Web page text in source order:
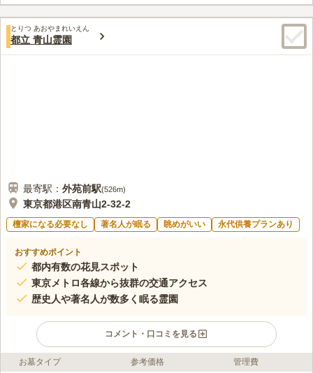
じます。
口コミ評価
みんなの評価
60代男性
霊園の入り口近辺には多数の石屋がありますのでそこで花を買う
とりつ あおやまれいえん
都立 青山霊園
最寄駅： 外苑前駅(526m)
東京都港区南青山2-32-2
檀家になる必要なし 著名人が眠る 眺めがいい 永代供養プランあり
おすすめポイント
都内有数の花見スポット
東京メトロ各線から抜群の交通アクセス
歴史人や著名人が数多く眠る霊園
コメント・口コミを見る
ライフドット編集部のコメント
お墓タイプ 参考価格 管理費